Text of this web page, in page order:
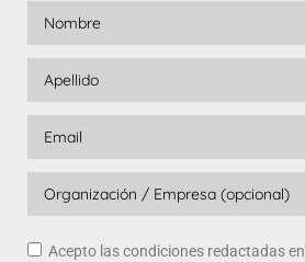
Acepto las condiciones redactadas en